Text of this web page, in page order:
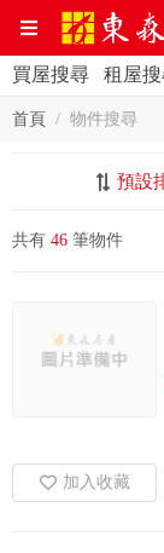
買屋搜尋 租屋
首頁 物件搜尋
預設
共有 46 筆物件